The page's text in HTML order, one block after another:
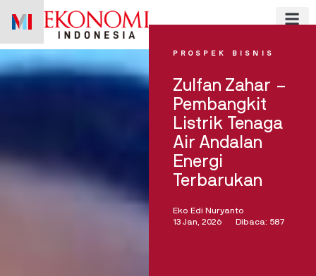
PROSPEK BISNIS
Zulfan Zahar –
Pembangkit
Listrik Tenaga
Air Andalan
Energi
Terbarukan
Eko Edi Nuryanto
13 Jan, 2026
Dibaca: 587